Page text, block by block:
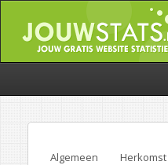
Algemeen Herkomst